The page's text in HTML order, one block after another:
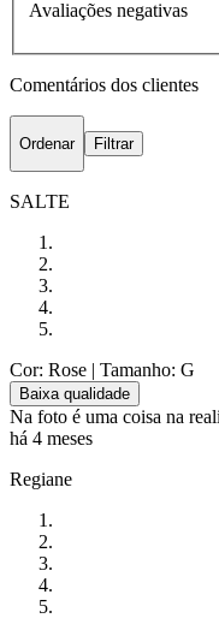
Avaliações negativas
Comentários dos clientes
Ordenar Filtrar
SALTE
Cor: Rose | Tamanho: G
Baixa qualidade
Na foto é uma coisa na
há 4 meses
Regiane